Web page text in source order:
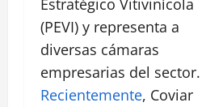
Estratégico Vitivinícola
(PEVI) y representa a
diversas cámaras
empresarias del sector.
Recientemente, Coviar